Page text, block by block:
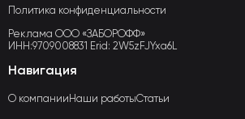
Политика конфиденциальности
Реклама ООО «ЗАБОРОФФ»
ИНН:9709008831 Erid: 2W5zFJYxa6L
Навигация
О компанииНаши работыСтатьи